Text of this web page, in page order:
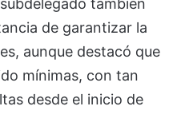
también
de garantizar la
aunque destacó que
mínimas, con tan
desde el inicio de